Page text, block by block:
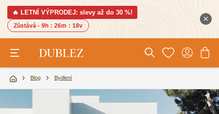
🔥 LETNÍ VÝPRODEJ: slevy až do 30 %!
Zůstává - 9h : 26m : 16v
Blog Bydlení